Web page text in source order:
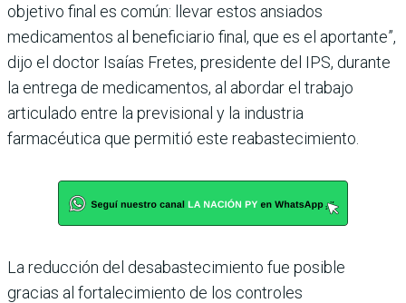
objetivo final es común: llevar estos ansiados
medicamentos al beneficiario final, que es el aportante”,
dijo el doctor Isaías Fretes, presidente del IPS, durante
la entrega de medicamentos, al abordar el trabajo
articulado entre la previsional y la industria
farmacéutica que permitió este reabastecimiento.
La reducción del desabastecimiento fue posible
gracias al fortalecimiento de los controles